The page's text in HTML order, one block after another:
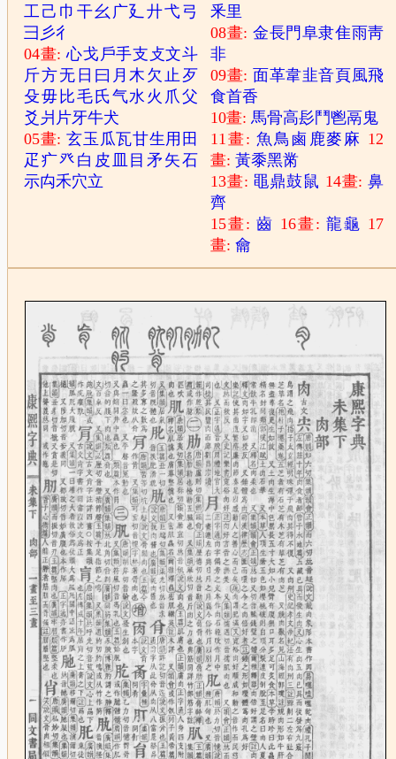
工 己 巾 干幺 广廴廾弋弓
彐 彡彳
04畫:心戈 戶手支 攴文斗
斤方无 日 曰 月木 欠止 歹
殳毋 比毛 氏气水 火 爪父
爻 爿 片牙牛犬
05畫:玄玉 瓜瓦甘生用 田
疋 疒癶 白 皮 目矛 矢石
示禸禾穴立
釆里
08畫: 金長門 阜隶隹雨靑
非
09畫: 面革韋韭音頁風飛
食首香
10畫:馬骨高髟 鬥鬯鬲 鬼
11畫: 魚鳥 鹵 鹿麥 麻 12
畫:黃黍黑黹
13畫: 黽鼎鼓鼠 14畫:鼻
齊
15畫:齒 16畫:龍龜 17
畫:龠